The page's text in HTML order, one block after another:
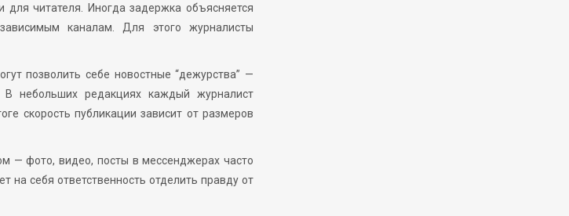
читателя. Иногда задержка объясняется
каналам. Для этого журналисты
позволить себе новостные “дежурства” —
В небольших редакциях каждый журналист
скорость публикации зависит от размеров
— фото, видео, посты в мессенджерах часто
себя ответственность отделить правду от